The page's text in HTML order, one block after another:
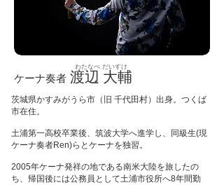
ケーナ奏者 渡辺 大輔
​わたなべ だいすけ
茨城県かすみがうら市（旧 千代田村）出身。つくば
市在住。
土浦第一高校卒業後、筑波大学へ進学し、同級生(現
ケーナ奏者Ren)らとケーナを独習。
2005年ケーナ発祥の地である南米大陸を旅したの
ち、帰国後には公務員として土浦市役所へ8年間勤